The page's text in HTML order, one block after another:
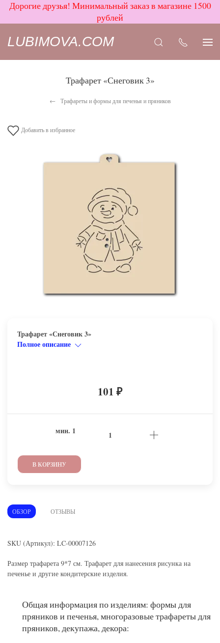
Дорогие друзья! Минимальный заказ в магазине 1500
рублей
LUBIMOVA.COM
Трафарет «Снеговик 3»
Трафареты и формы для печенья и пряников
Добавить в избранное
Трафарет «Снеговик 3»
Полное описание
101 ₽
мин. 1
В КОРЗИНУ
ОБЗОР ОТЗЫВЫ
SKU (Артикул): LC-00007126
Размер трафарета 9*7 см. Трафарет для нанесения рисунка на
печенье и другие кондитерские изделия.
Общая информация по изделиям: формы для
пряников и печенья, многоразовые трафареты для
пряников, декупажа, декора: